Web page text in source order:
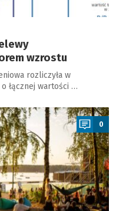
wzrostu
rozliczyła w
łącznej wartości …
0